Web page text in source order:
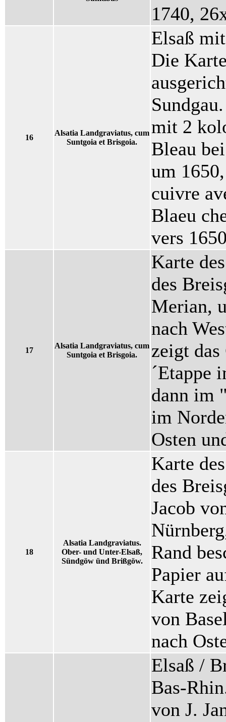
1740,
16
Alsatia Landgraviatus, cum
Suntgoia et Brisgoia.
Elsaß
Die
mit 2
Bleau
um
cuivre
Blaeu
vers
17
Alsatia Landgraviatus, cum
Suntgoia et Brisgoia.
Karte
des
Merian,
nach
zeigt
´Etappe
dann im
im
Osten
18
Alsatia Landgraviatus.
Ober- und Unter-Elsaß,
Sündgöw ünd Brißgöw.
Karte
des
Jacob
Rand
Papier
Karte
von
nach
Elsaß /
Bas-
von J.